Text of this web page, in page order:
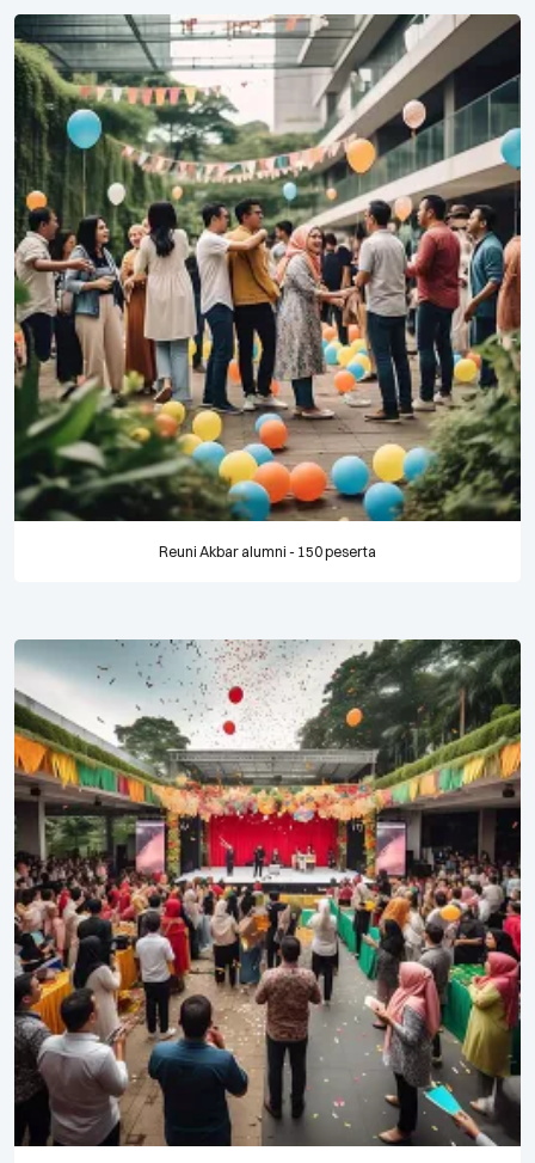
Reuni Akbar alumni - 150 peserta